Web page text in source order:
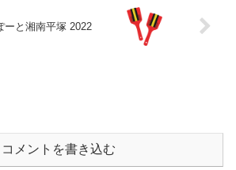
ーと湘南平塚 2022
コメントを書き込む